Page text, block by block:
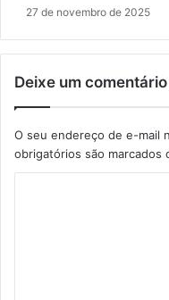
27 de novembro de 2025
Deixe um comentário
O seu endereço de e-mail
obrigatórios são marcados